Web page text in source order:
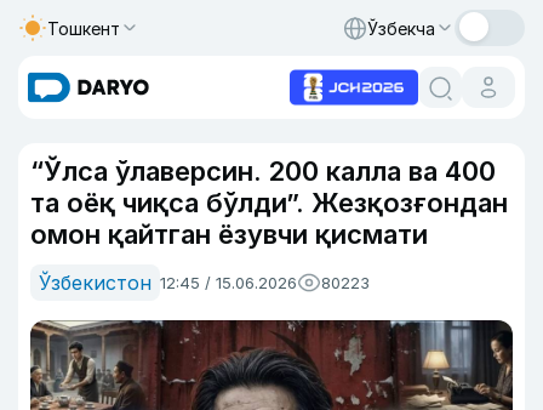
Тошкент Ўзбекча
“Ўлса ўлаверсин. 200 калла ва 400
та оёқ чиқса бўлди”. Жезқозғондан
омон қайтган ёзувчи қисмати
Ўзбекистон 12:45 / 15.06.2026 80223